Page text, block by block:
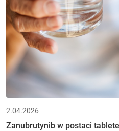
2.04.2026
Zanubrutynib w postaci